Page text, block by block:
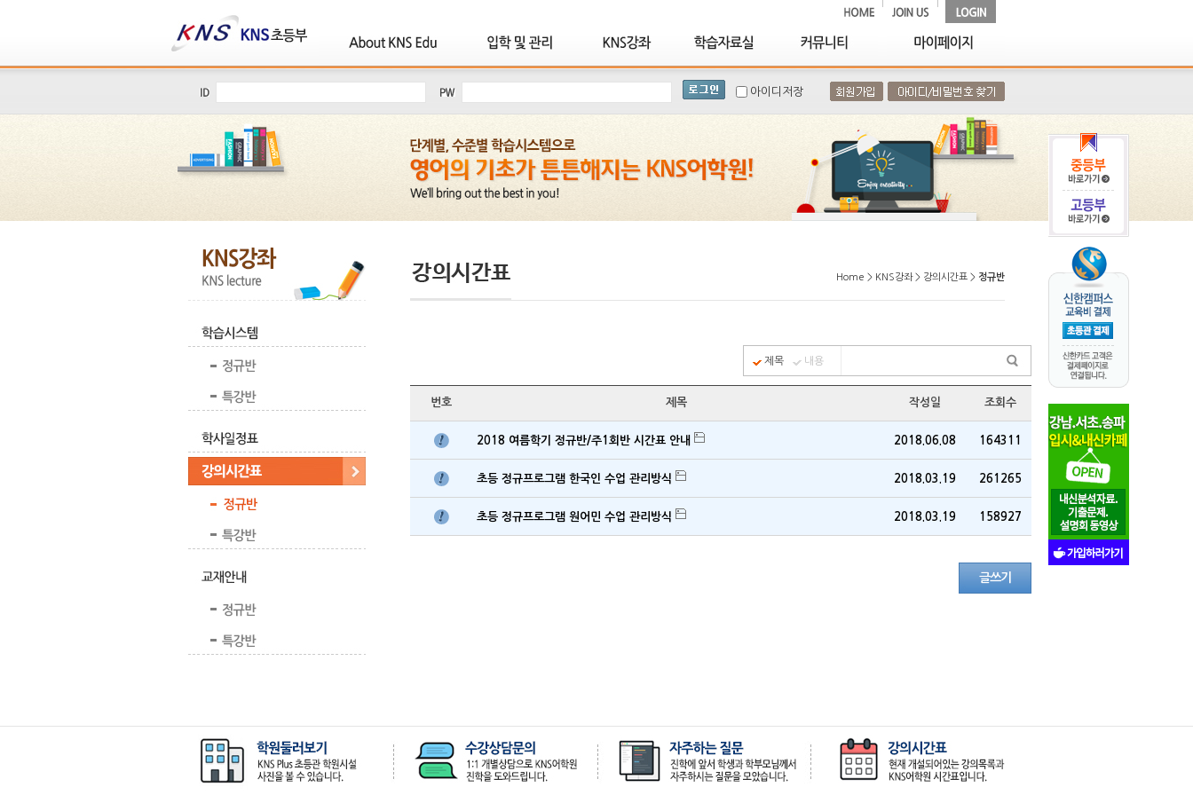
아이디저장
Home > KNS강좌 > 강의시간표 > 정규반
제목 내용
번호 제목 작성일 조회수
2018 여름학기 정규반/주1회반 시간표 안내 2018.06.08 164311
초등 정규프로그램 한국인 수업 관리방식 2018.03.19 261265
초등 정규프로그램 원어민 수업 관리방식 2018.03.19 158927
글쓰기